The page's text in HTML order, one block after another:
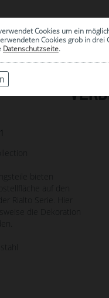
Cookies um ein
Cookies grob in
Datenschutzseite.
0
| ARCHIV
bieten
auf den
Rialto Serie. Hier
die Dekoration